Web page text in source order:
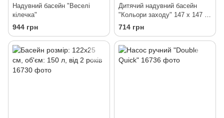
Надувний басейн "Веселі
кілечка"
944 грн
Дитячий надувний басейн
"Кольори заходу" 147 х 147 х
33 см
714 грн